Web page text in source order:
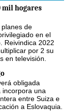
mil hogares
de
en el
Reivindica 2022
por 2 su
en televisión.
obligada
incorpora una
entre Suiza e
a Eslovaquia.